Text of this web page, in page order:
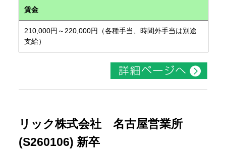
賃金
210,000円～220,000円（各種手当、時間外手当は別途
支給）
リック株式会社 名古屋営業所
(S260106) 新卒